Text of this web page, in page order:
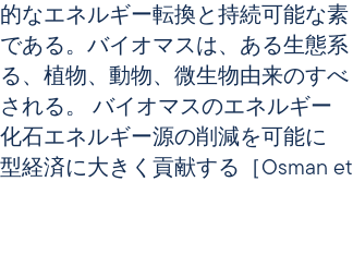
なエネルギー転換と持続可能な素
ある。バイオマスは、ある生態系
、植物、動物、微生物由来のすべ
のエネルギー
石エネルギー源の削減を可能に
経済に大きく貢献する［Osman et